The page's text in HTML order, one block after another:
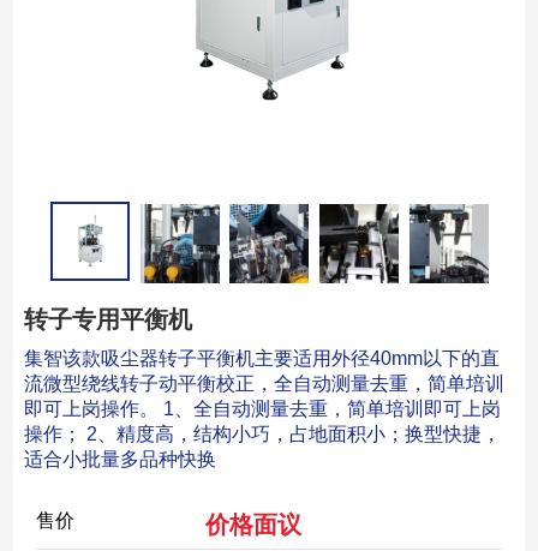
转子专用平衡机
集智该款吸尘器转子平衡机主要适用外径40mm以下的直
流微型绕线转子动平衡校正，全自动测量去重，简单培训
即可上岗操作。 1、全自动测量去重，简单培训即可上岗
操作； 2、精度高，结构小巧，占地面积小；换型快捷，
适合小批量多品种快换
售价 价格面议